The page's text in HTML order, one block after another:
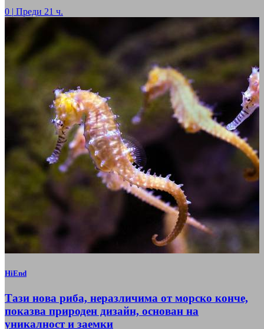
0 | Преди 21 ч.
HiEnd
Тази нова риба, неразличима от морско конче,
показва природен дизайн, основан на
уникалност и заемки